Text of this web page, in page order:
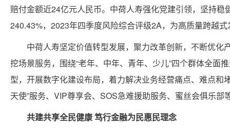
赔付金额近24亿元人民币。中荷人寿强化党建引领，坚持
240.43%，2023年四季度风险综合评级2A，为高质量跨越
中荷人寿坚定价值转型发展，聚力改革创新，不断优
挖场景服务，围绕“老年、中年、青年、少儿”四个群体全
型，开展数字化建设布局，着力解决业务经营痛点、难点和
天使”服务、VIP尊享会、SOS急难援助服务、蜜丝会俱乐
共建共享全民健康 笃行金融为民惠民理念